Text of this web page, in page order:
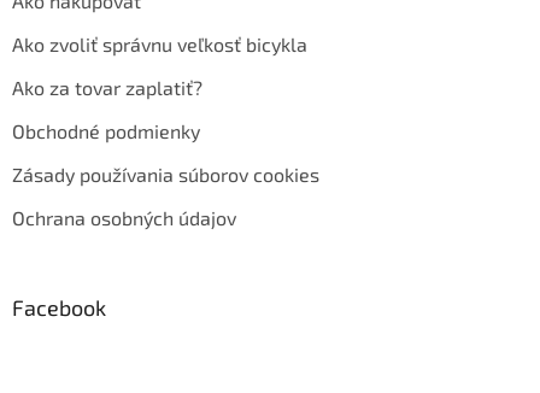
Ako zvoliť správnu veľkosť bicykla
Ako za tovar zaplatiť?
Obchodné podmienky
Zásady používania súborov cookies
Ochrana osobných údajov
Facebook